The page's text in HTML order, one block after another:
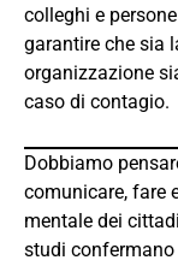
colleghi e
garantire che sia
organizzazione
caso di contagio.
Dobbiamo
comunicare, fare
mentale dei
studi